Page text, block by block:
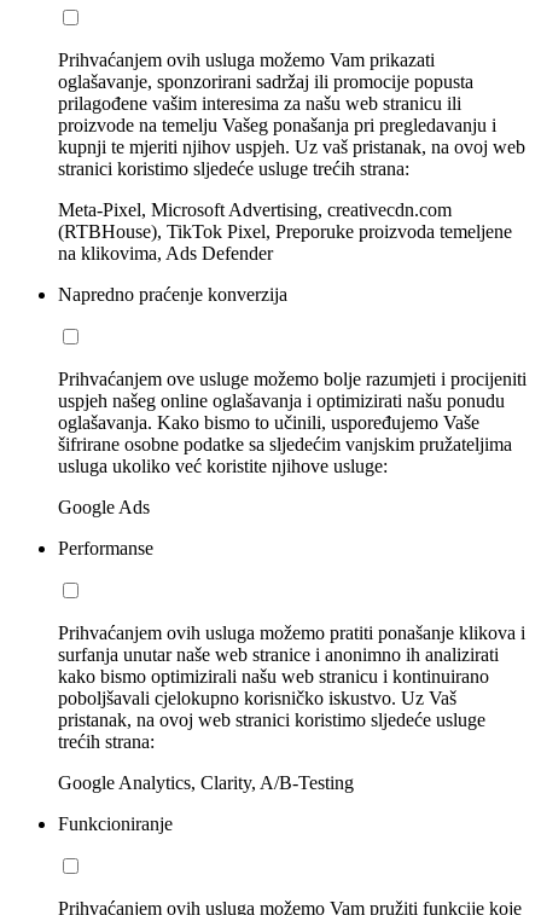
Prihvaćanjem ovih usluga možemo Vam prikazati
oglašavanje, sponzorirani sadržaj ili promocije popusta
prilagođene vašim interesima za našu web stranicu ili
proizvode na temelju Vašeg ponašanja pri pregledavanju i
kupnji te mjeriti njihov uspjeh. Uz vaš pristanak, na ovoj web
stranici koristimo sljedeće usluge trećih strana:
Meta-Pixel, Microsoft Advertising, creativecdn.com
(RTBHouse), TikTok Pixel, Preporuke proizvoda temeljene
na klikovima, Ads Defender
Napredno praćenje konverzija
Prihvaćanjem ove usluge možemo bolje razumjeti i procijeniti
uspjeh našeg online oglašavanja i optimizirati našu ponudu
oglašavanja. Kako bismo to učinili, uspoređujemo Vaše
šifrirane osobne podatke sa sljedećim vanjskim pružateljima
usluga ukoliko već koristite njihove usluge:
Google Ads
Performanse
Prihvaćanjem ovih usluga možemo pratiti ponašanje klikova i
surfanja unutar naše web stranice i anonimno ih analizirati
kako bismo optimizirali našu web stranicu i kontinuirano
poboljšavali cjelokupno korisničko iskustvo. Uz Vaš
pristanak, na ovoj web stranici koristimo sljedeće usluge
trećih strana:
Google Analytics, Clarity, A/B-Testing
Funkcioniranje
Prihvaćanjem ovih usluga možemo Vam pružiti funkcije koje